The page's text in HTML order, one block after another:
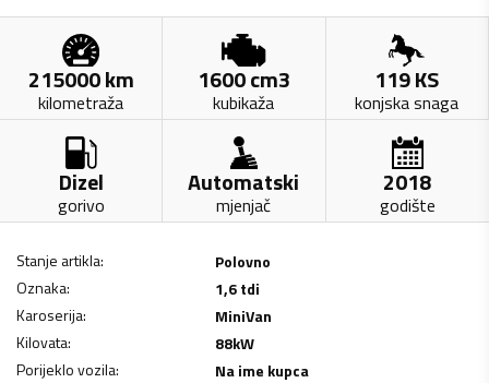
215000km
kilometraža
1600cm3
kubikaža
119KS
konjska snaga
Dizel
gorivo
Automatski
mjenjač
2018
godište
Stanje artikla:
Polovno
Oznaka:
1,6 tdi
Karoserija:
MiniVan
Kilovata: 88kW
Porijeklo vozila:
Na ime kupca